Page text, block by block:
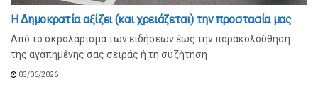
Η Δημοκρατία αξίζει (και χρειάζεται) την προστασία μας
Από το σκρολάρισμα των ειδήσεων έως την παρακολούθηση
της αγαπημένης σας σειράς ή τη συζήτηση
03/06/2026